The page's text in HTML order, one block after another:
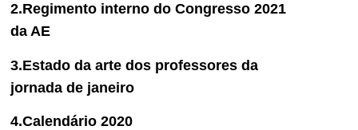
2.Regimento interno do Congresso 2021
da AE
3.Estado da arte dos professores da
jornada de janeiro
4.Calendário 2020